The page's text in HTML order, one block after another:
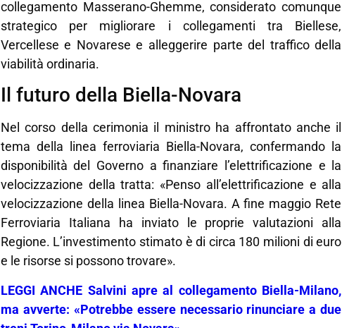
collegamento Masserano-Ghemme, considerato comunque
strategico per migliorare i collegamenti tra Biellese,
Vercellese e Novarese e alleggerire parte del traffico della
viabilità ordinaria.
Il futuro della Biella-Novara
Nel corso della cerimonia il ministro ha affrontato anche il
tema della linea ferroviaria Biella-Novara, confermando la
disponibilità del Governo a finanziare l’elettrificazione e la
velocizzazione della tratta: «Penso all’elettrificazione e alla
velocizzazione della linea Biella-Novara. A fine maggio Rete
Ferroviaria Italiana ha inviato le proprie valutazioni alla
Regione. L’investimento stimato è di circa 180 milioni di euro
e le risorse si possono trovare».
LEGGI ANCHE Salvini apre al collegamento Biella-Milano,
ma avverte: «Potrebbe essere necessario rinunciare a due